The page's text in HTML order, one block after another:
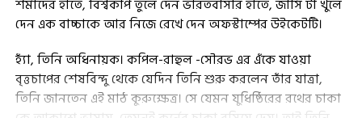
শর্মাদের হাতে, বিশ্বকাপ তুলে দেন ভারতবাসীর হাতে, জার্সি টা খুলে
দেন এক বাচ্চাকে আর নিজে রেখে দেন অফস্টাম্পের উইকেটটি।
হ্যাঁ, তিনি অধিনায়ক। কপিল-রাহুল -সৌরভ এর এঁকে যাওয়া
বৃত্তচাপের শেষবিন্দু থেকে যেদিন তিনি শুরু করলেন তাঁর যাত্রা,
তিনি জানতেন এই মাঠ কুরুক্ষেত্র। সে যেমন যুধিষ্ঠিরের রথের চাকা